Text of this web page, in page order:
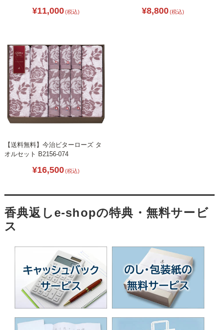
¥11,000(税込) ¥8,800(税込)
【送料無料】今治ビターローズ タ
オルセット B2156-074
¥16,500(税込)
香典返しe-shopの特典・無料サービ
ス